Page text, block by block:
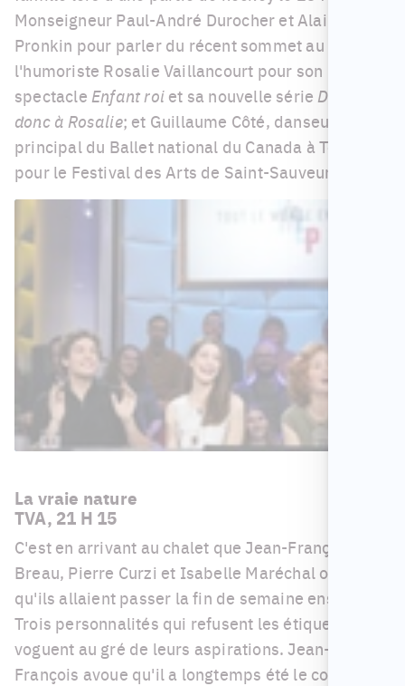
Monseigneur Paul-André Durocher et Alain
Pronkin pour parler du récent sommet au Vatican;
l'humoriste Rosalie Vaillancourt pour son
spectacle Enfant roi et sa nouvelle série Demande
donc à Rosalie; et Guillaume Côté, danseur
principal du Ballet national du Canada à Toronto,
pour le Festival des Arts de Saint-Sauveur.
La vraie nature
TVA, 21 H 15
C'est en arrivant au chalet que Jean-François
Breau, Pierre Curzi et Isabelle Maréchal ont su
qu'ils allaient passer la fin de semaine ensemble.
Trois personnalités qui refusent les étiquettes et
voguent au gré de leurs aspirations. Jean-
François avoue qu'il a longtemps été le confident